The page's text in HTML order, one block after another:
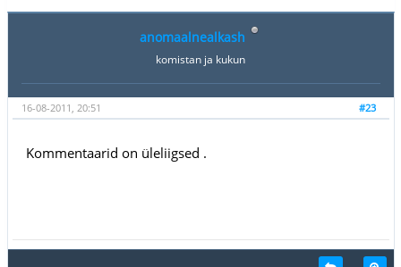
anomaalnealkash
komistan ja kukun
#23
16-08-2011, 20:51
Kommentaarid on üleliigsed .